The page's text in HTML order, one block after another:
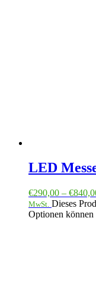
LED
€290,00 – €
MwSt. Dieses
Optionen können